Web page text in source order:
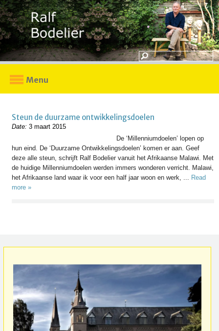
Menu
Steun de duurzame ontwikkelingsdoelen
Date: 3 maart 2015
De ‘Millenniumdoelen’ lopen op
hun eind. De ‘Duurzame Ontwikkelingsdoelen’ komen er aan. Geef
deze alle steun, schrijft Ralf Bodelier vanuit het Afrikaanse Malawi. Met
de huidige Millenniumdoelen werden immers wonderen verricht. Malawi,
het Afrikaanse land waar ik voor een half jaar woon en werk, ... Read
more »